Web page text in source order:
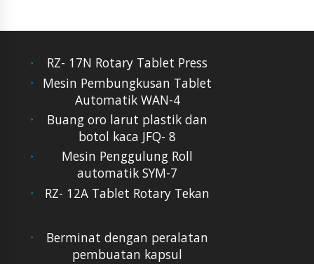
RZ- 17N Rotary Tablet Press
Mesin Pembungkusan Tablet
Automatik WAN-4
Buang oro larut plastik dan
botol kaca JFQ- 8
Mesin Penggulung Roll
automatik SYM-7
RZ- 12A Tablet Rotary Tekan
Berminat dengan peralatan
pembuatan kapsul